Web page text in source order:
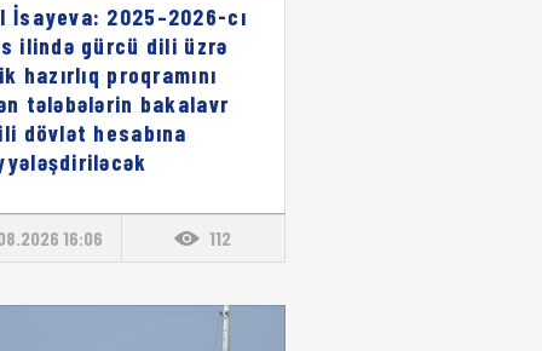
İsayeva: 2025–2026-cı
ilində gürcü dili üzrə
hazırlıq proqramını
tələbələrin bakalavr
dövlət hesabına
16:06 112